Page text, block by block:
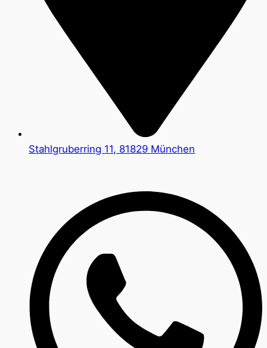
Stahlgruberring 11, 81829 München